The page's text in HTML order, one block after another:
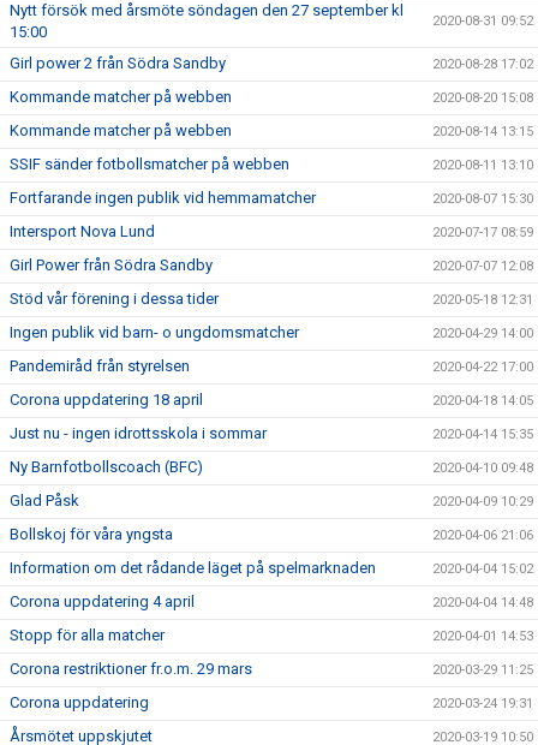
Nytt försök med årsmöte söndagen den 27 september kl
15:00
2020-08-31 09:52
Girl power 2 från Södra Sandby 2020-08-28 17:02
Kommande matcher på webben 2020-08-20 15:08
Kommande matcher på webben 2020-08-14 13:15
SSIF sänder fotbollsmatcher på webben 2020-08-11 13:10
Fortfarande ingen publik vid hemmamatcher 2020-08-07 15:30
Intersport Nova Lund 2020-07-17 08:59
Girl Power från Södra Sandby 2020-07-07 12:08
Stöd vår förening i dessa tider 2020-05-18 12:31
Ingen publik vid barn- o ungdomsmatcher 2020-04-29 14:00
Pandemiråd från styrelsen 2020-04-22 17:00
Corona uppdatering 18 april 2020-04-18 14:05
Just nu - ingen idrottsskola i sommar 2020-04-14 15:35
Ny Barnfotbollscoach (BFC) 2020-04-10 09:48
Glad Påsk 2020-04-09 10:29
Bollskoj för våra yngsta 2020-04-06 21:06
Information om det rådande läget på spelmarknaden 2020-04-04 15:02
Corona uppdatering 4 april 2020-04-04 14:48
Stopp för alla matcher 2020-04-01 14:53
Corona restriktioner fr.o.m. 29 mars 2020-03-29 11:25
Corona uppdatering 2020-03-24 19:31
Årsmötet uppskjutet 2020-03-19 10:50